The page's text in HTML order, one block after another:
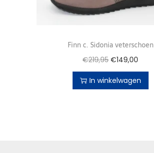
Finn c. Sidonia veterschoen
€219,95 €149,00
In winkelwagen